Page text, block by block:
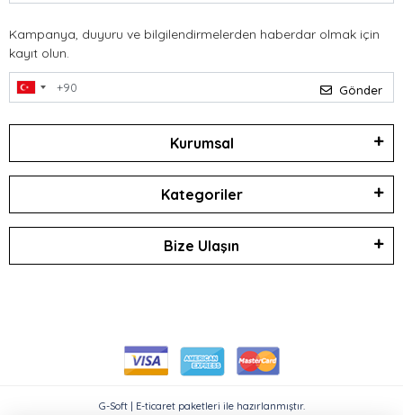
Kampanya, duyuru ve bilgilendirmelerden haberdar olmak için
kayıt olun.
Gönder
Kurumsal
Kategoriler
Bize Ulaşın
G-Soft | E-ticaret paketleri ile hazırlanmıştır.